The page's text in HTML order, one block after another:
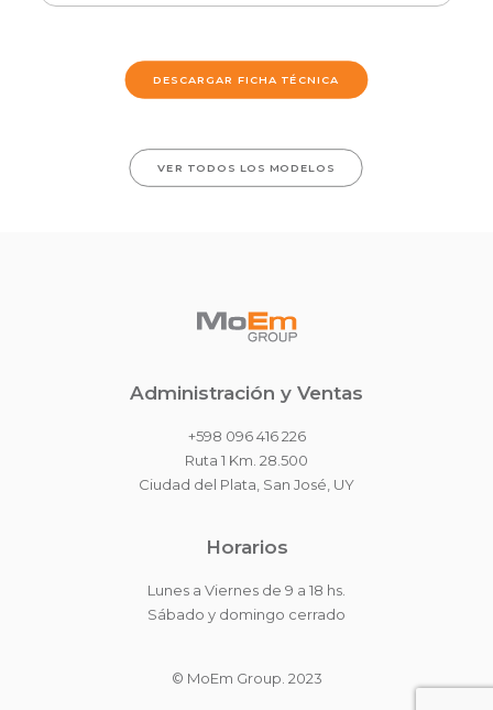
DESCARGAR FICHA TÉCNICA
VER TODOS LOS MODELOS
Administración y Ventas
+598 096 416 226
Ruta 1 Km. 28.500
Ciudad del Plata, San José, UY
Horarios
Lunes a Viernes de 9 a 18 hs.
Sábado y domingo cerrado
© MoEm Group. 2023